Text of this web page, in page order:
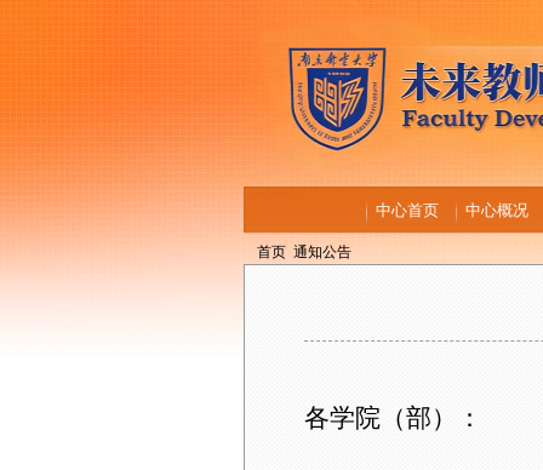
中心首页 中心概况
首页 通知公告
各学院（部）：